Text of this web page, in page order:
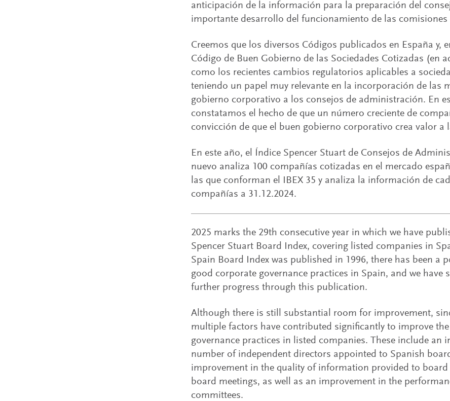
anticipación de la información para la preparación del
importante desarrollo del funcionamiento de las comisiones
Creemos que los diversos Códigos publicados en España y,
Código de Buen Gobierno de las Sociedades Cotizadas (en
como los recientes cambios regulatorios aplicables a
teniendo un papel muy relevante en la incorporación de las
gobierno corporativo a los consejos de administración. En
constatamos el hecho de que un número creciente de
convicción de que el buen gobierno corporativo crea valor a
En este año, el Índice Spencer Stuart de Consejos de
nuevo analiza 100 compañías cotizadas en el mercado
las que conforman el IBEX 35 y analiza la información de
compañías a 31.12.2024.
2025 marks the 29th consecutive year in which we have
Spencer Stuart Board Index, covering listed companies in
Spain Board Index was published in 1996, there has been a
good corporate governance practices in Spain, and we have
further progress through this publication.
Although there is still substantial room for improvement,
multiple factors have contributed significantly to improve
governance practices in listed companies. These include an
number of independent directors appointed to Spanish
improvement in the quality of information provided to
board meetings, as well as an improvement in the
committees.